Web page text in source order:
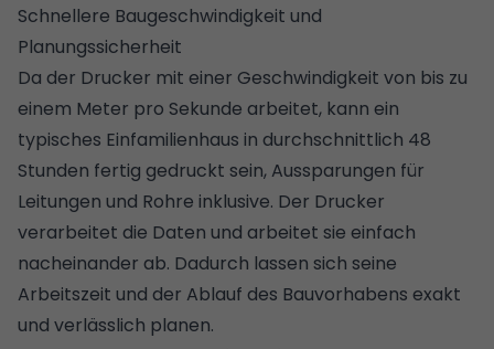
Schnellere Baugeschwindigkeit und
Planungssicherheit
Da der Drucker mit einer Geschwindigkeit von bis zu
einem Meter pro Sekunde arbeitet, kann ein
typisches Einfamilienhaus in durchschnittlich 48
Stunden fertig gedruckt sein, Aussparungen für
Leitungen und Rohre inklusive. Der Drucker
verarbeitet die Daten und arbeitet sie einfach
nacheinander ab. Dadurch lassen sich seine
Arbeitszeit und der Ablauf des Bauvorhabens exakt
und verlässlich planen.